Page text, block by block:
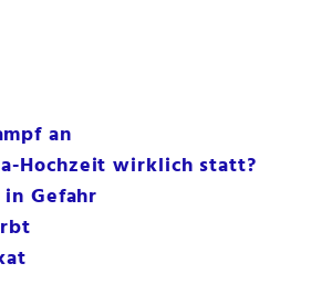
an
Hochzeit wirklich statt?
Gefahr